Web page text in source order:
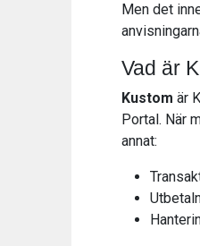
Men det
Vad är
Kustom är
Portal. När
annat: